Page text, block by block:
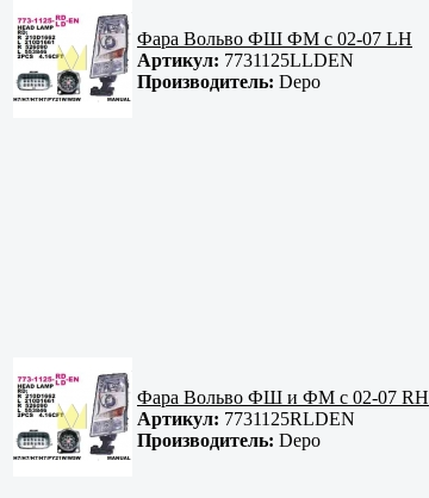
Фара Вольво ФШ ФМ с 02-07 LH
Артикул: 7731125LLDEN
Производитель: Depo
Фара Вольво ФШ и ФМ с 02-07 RH
Артикул: 7731125RLDEN
Производитель: Depo